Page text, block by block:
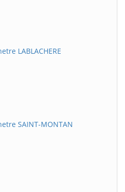
LABLACHERE
SAINT-MONTAN